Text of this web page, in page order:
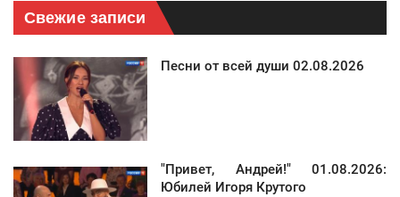
Свежие записи
Песни от всей души 02.08.2026
"Привет, Андрей!" 01.08.2026:
Юбилей Игоря Крутого